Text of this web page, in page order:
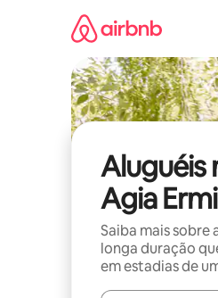
Aluguéis
Agia
Saiba mais
longa duração
em estadias de